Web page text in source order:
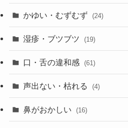
かゆい・むずむず (24)
湿疹・ブツブツ (19)
口・舌の違和感 (61)
声出ない・枯れる (4)
鼻がおかしい (16)